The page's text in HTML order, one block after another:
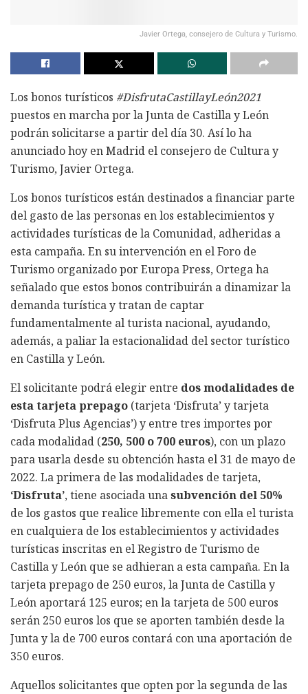
Javier Ortega, consejero de Cultura y Turismo.
Los bonos turísticos #DisfrutaCastillayLeón2021
puestos en marcha por la Junta de Castilla y León
podrán solicitarse a partir del día 30. Así lo ha
anunciado hoy en Madrid el consejero de Cultura y
Turismo, Javier Ortega.
Los bonos turísticos están destinados a financiar parte
del gasto de las personas en los establecimientos y
actividades turísticas de la Comunidad, adheridas a
esta campaña. En su intervención en el Foro de
Turismo organizado por Europa Press, Ortega ha
señalado que estos bonos contribuirán a dinamizar la
demanda turística y tratan de captar
fundamentalmente al turista nacional, ayudando,
además, a paliar la estacionalidad del sector turístico
en Castilla y León.
El solicitante podrá elegir entre dos modalidades de
esta tarjeta prepago (tarjeta ‘Disfruta’ y tarjeta
‘Disfruta Plus Agencias’) y entre tres importes por
cada modalidad (250, 500 o 700 euros), con un plazo
para usarla desde su obtención hasta el 31 de mayo de
2022. La primera de las modalidades de tarjeta,
‘Disfruta’, tiene asociada unasubvención del 50%
de los gastos que realice libremente con ella el turista
en cualquiera de los establecimientos y actividades
turísticas inscritas en el Registro de Turismo de
Castilla y León que se adhieran a esta campaña. En la
tarjeta prepago de 250 euros, la Junta de Castilla y
León aportará 125 euros; en la tarjeta de 500 euros
serán 250 euros los que se aporten también desde la
Junta y la de 700 euros contará con una aportación de
350 euros.
Aquellos solicitantes que opten por la segunda de las